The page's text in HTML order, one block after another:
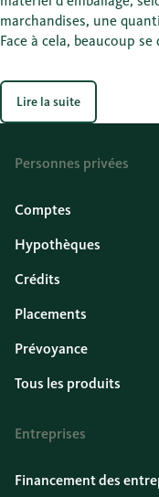
marchandises, une
Face à cela, beaucoup
oui: le bilan CO2 des
meilleur que si l’on se
ses courses.
Lire la suite
Personnes privées
Comptes
Hypothèques
Crédits
Placements
Prévoyance
Tous les produits
Entreprises
Financement des